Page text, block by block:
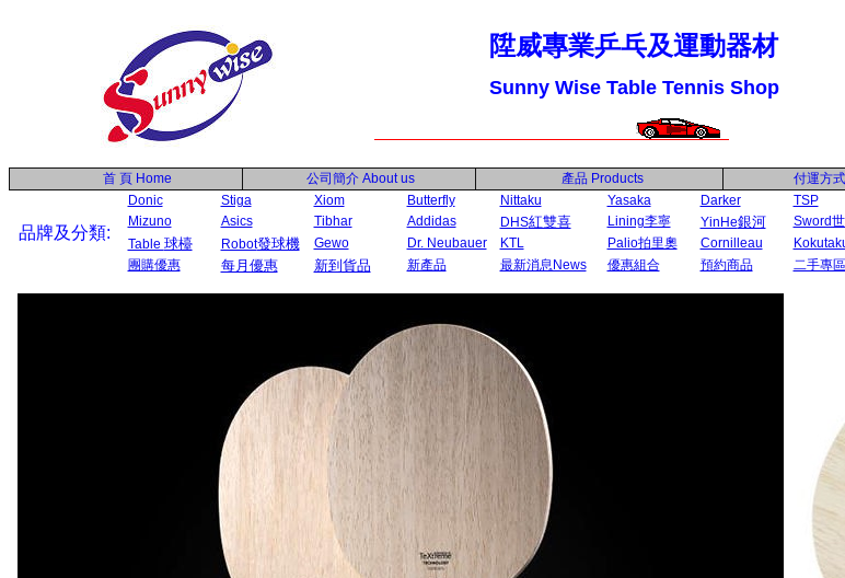
陞威專業乒乓及運動器材
Sunny Wise Table Tennis Shop
首 頁 Home 公司簡介 About us 產品 Products 付運方式
品牌及分類:
Donic Stiga Xiom Butterfly Nittaku Yasaka Darker TSP
Mizuno
Asics Tibhar Addidas DHS紅雙喜 Lining李寧 YinHe銀河 Sword
Table 球檯 Robot發球機 Gewo Dr. Neubauer KTL Palio拍里奧 Cornilleau
團購優惠
每月優惠 新到貨品 新產品 最新消息News 優惠組合 預約商品 二手專區